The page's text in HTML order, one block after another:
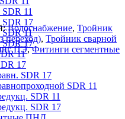
11
SDR 17
SDR 11
SDR 17
11
17
SDR 17
SDR 11
SDR 11
SDR 17
Водоснабжение, Тройник
переход), Тройник сварной
ПЭ, Фитинги сегментные